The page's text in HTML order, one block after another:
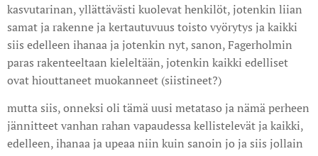
kasvutarinan, yllättävästi kuolevat henkilöt, jotenkin liian
samat ja rakenne ja kertautuvuus toisto vyörytys ja kaikki
siis edelleen ihanaa ja jotenkin nyt, sanon, Fagerholmin
paras rakenteeltaan kieleltään, jotenkin kaikki edelliset
ovat hiouttaneet muokanneet (siistineet?)
mutta siis, onneksi oli tämä uusi metataso ja nämä perheen
jännitteet vanhan rahan vapaudessa kellistelevät ja kaikki,
edelleen, ihanaa ja upeaa niin kuin sanoin jo ja siis jollain